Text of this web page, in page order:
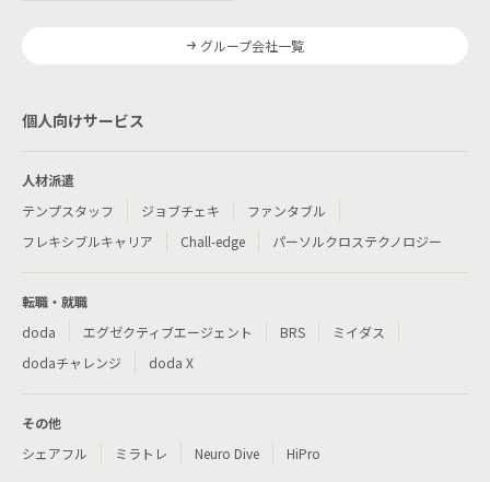
グループ会社一覧
個人向けサービス
人材派遣
テンプスタッフ
ジョブチェキ
ファンタブル
フレキシブルキャリア
Chall-edge パーソルクロステクノロジー
転職・就職
doda
エグゼクティブエージェント BRS
ミイダス
dodaチャレンジ
doda X
その他
シェアフル
ミラトレ Neuro Dive HiPro